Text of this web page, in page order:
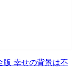
版 幸せの背景は不